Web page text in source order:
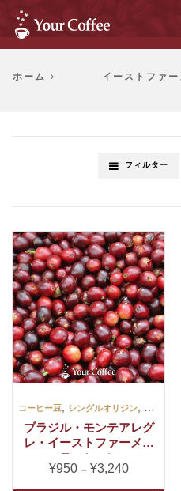
ホーム イーストファ
フィルター
コーヒー豆 シングルオリジン
ブラジル・モンテアレグ
レ・イーストファーメン
テーション
¥950 – ¥3,240価